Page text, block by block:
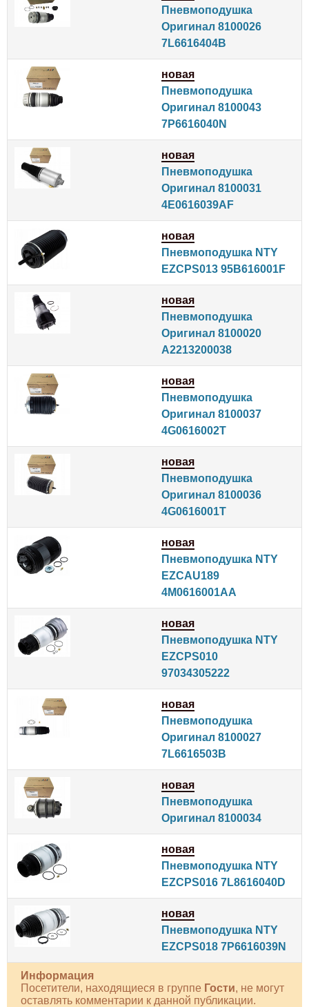
Пневмоподушка
Оригинал 8100026
7L6616404B
новая
Пневмоподушка
Оригинал 8100043
7P6616040N
новая
Пневмоподушка
Оригинал 8100031
4E0616039AF
новая
Пневмоподушка NTY
EZCPS013 95B616001F
новая
Пневмоподушка
Оригинал 8100020
A2213200038
новая
Пневмоподушка
Оригинал 8100037
4G0616002T
новая
Пневмоподушка
Оригинал 8100036
4G0616001T
новая
Пневмоподушка NTY
EZCAU189
4M0616001AA
новая
Пневмоподушка NTY
EZCPS010
97034305222
новая
Пневмоподушка
Оригинал 8100027
7L6616503B
новая
Пневмоподушка
Оригинал 8100034
новая
Пневмоподушка NTY
EZCPS016 7L8616040D
новая
Пневмоподушка NTY
EZCPS018 7P6616039N
Информация
Посетители, находящиеся в группе Гости, не могут
оставлять комментарии к данной публикации.